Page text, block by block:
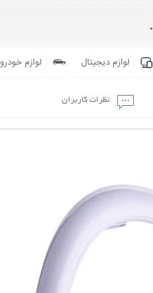
لوازم دیجیتال لوازم خودرو
نظرات کاربران